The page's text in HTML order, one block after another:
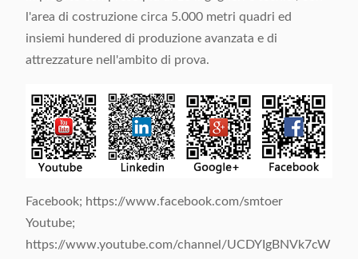
l'area di costruzione circa 5.000 metri quadri ed
insiemi hundered di produzione avanzata e di
attrezzature nell'ambito di prova.
Facebook; https://www.facebook.com/smtoer
Youtube;
https://www.youtube.com/channel/UCDYIgBNVk7cW